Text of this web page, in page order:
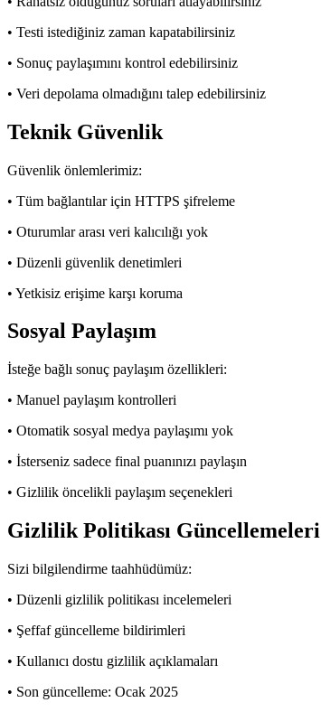
• Testi istediğiniz zaman kapatabilirsiniz
• Sonuç paylaşımını kontrol edebilirsiniz
• Veri depolama olmadığını talep edebilirsiniz
Teknik Güvenlik
Güvenlik önlemlerimiz:
• Tüm bağlantılar için HTTPS şifreleme
• Oturumlar arası veri kalıcılığı yok
• Düzenli güvenlik denetimleri
• Yetkisiz erişime karşı koruma
Sosyal Paylaşım
İsteğe bağlı sonuç paylaşım özellikleri:
• Manuel paylaşım kontrolleri
• Otomatik sosyal medya paylaşımı yok
• İsterseniz sadece final puanınızı paylaşın
• Gizlilik öncelikli paylaşım seçenekleri
Gizlilik Politikası Güncellemeleri
Sizi bilgilendirme taahhüdümüz:
• Düzenli gizlilik politikası incelemeleri
• Şeffaf güncelleme bildirimleri
• Kullanıcı dostu gizlilik açıklamaları
• Son güncelleme: Ocak 2025